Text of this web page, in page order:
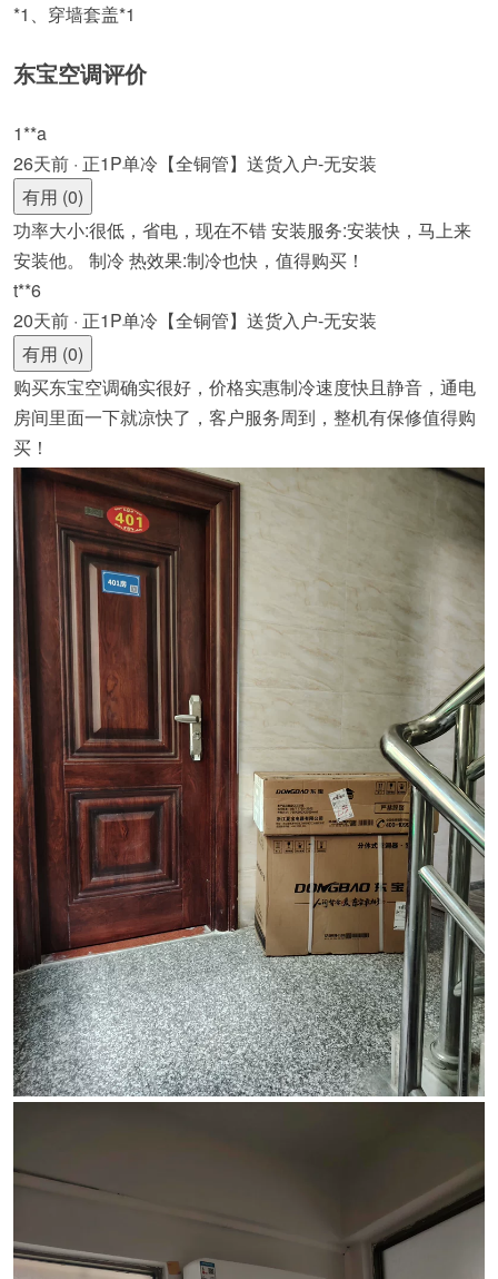
*1、穿墙套盖*1
东宝空调评价
1**a
26天前 · 正1P单冷【全铜管】送货入户-无安装
有用 (0)
功率大小:很低，省电，现在不错 安装服务:安装快，马上来
安装他。 制冷 热效果:制冷也快，值得购买！
t**6
20天前 · 正1P单冷【全铜管】送货入户-无安装
有用 (0)
购买东宝空调确实很好，价格实惠制冷速度快且静音，通电
房间里面一下就凉快了，客户服务周到，整机有保修值得购
买！